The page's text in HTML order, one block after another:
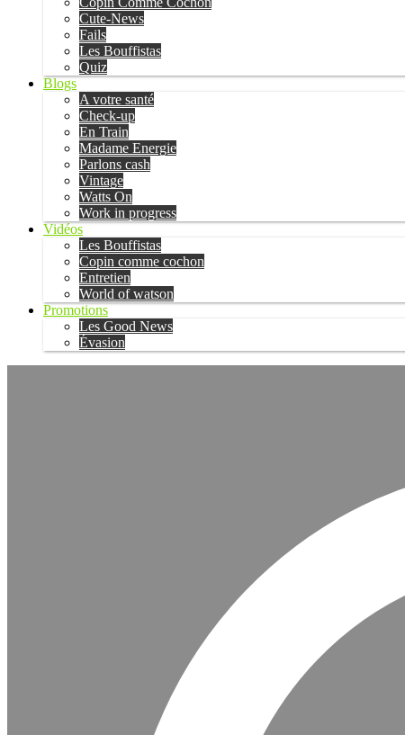
Cute-News
Fails
Les Bouffistas
Quiz
Blogs
A votre santé
Check-up
En Train
Madame Energie
Parlons cash
Vintage
Watts On
Work in progress
Vidéos
Les Bouffistas
Copin comme cochon
Entretien
World of watson
Promotions
Les Good News
Évasion